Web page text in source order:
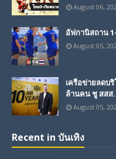
August 06,
อัฟกานิสถาน
August 05,
เครือข่ายลดบ
ล้านคน ชู สสส
August 05,
Recent in บันเทิง